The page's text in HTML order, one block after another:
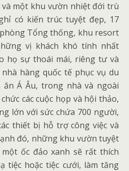
một khu vườn nhiệt đới trù
có kiến trúc tuyệt đẹp, 17
Tổng thống, khu resort
vị khách khó tính nhất
họ sự thoái mái, riêng tư và
hàng quốc tế phục vụ du
ăn Á Âu, trong nhà và ngoài
các cuộc họp và hội thảo,
lớn với sức chứa 700 người,
thiết bị hỗ trợ công việc và
đó, những khu vườn tuyệt
ốc đảo xanh sẽ rất thích
tiệc hoặc tiệc cưới, làm tăng